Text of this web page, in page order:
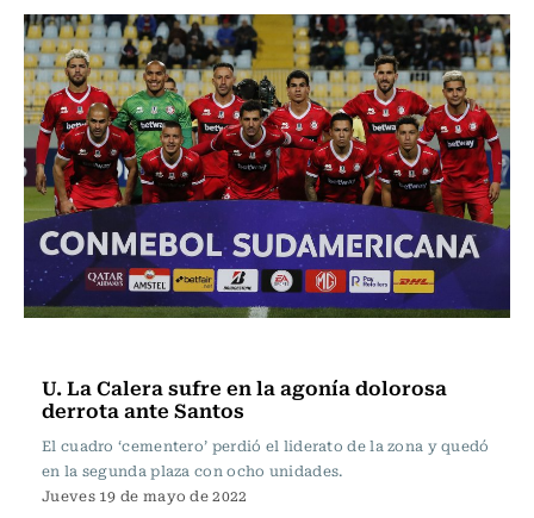
U. La Calera sufre en la agonía dolorosa
derrota ante Santos
El cuadro ‘cementero’ perdió el liderato de la zona y quedó
en la segunda plaza con ocho unidades.
Jueves 19 de mayo de 2022